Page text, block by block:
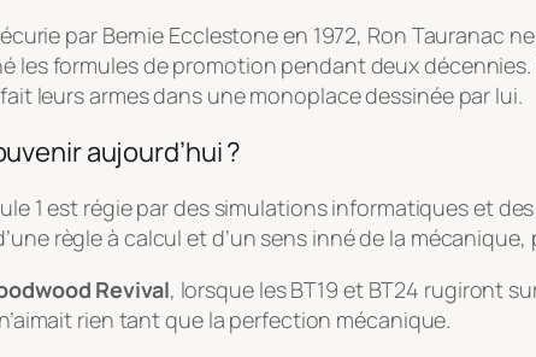
par Bernie Ecclestone en 1972, Ron Tauranac
les formules de promotion pendant deux
leurs armes dans une monoplace dessinée par lui.
aujourd’hui ?
1 est régie par des simulations informatiques et
règle à calcul et d’un sens inné de la
Revival, lorsque les BT19 et BT24 rugiront
rien tant que la perfection mécanique.